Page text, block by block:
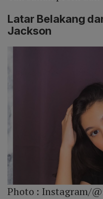
Latar Belakang
Jackson
Photo : Instagram/